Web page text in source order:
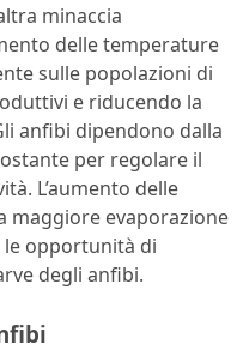
minaccia
delle temperature
sulle popolazioni di
e riducendo la
anfibi dipendono dalla
per regolare il
L’aumento delle
maggiore evaporazione
le opportunità di
degli anfibi.